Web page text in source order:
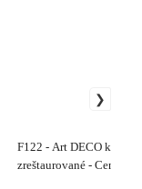
F122 - Art DECO kreslá
zreštaurované - Cena